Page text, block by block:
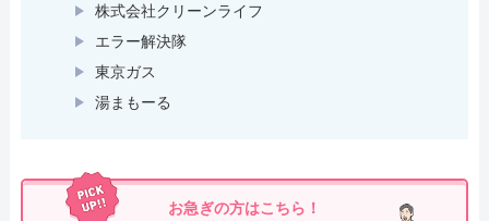
株式会社クリーンライフ
エラー解決隊
東京ガス
湯まもーる
お急ぎの方はこちら！